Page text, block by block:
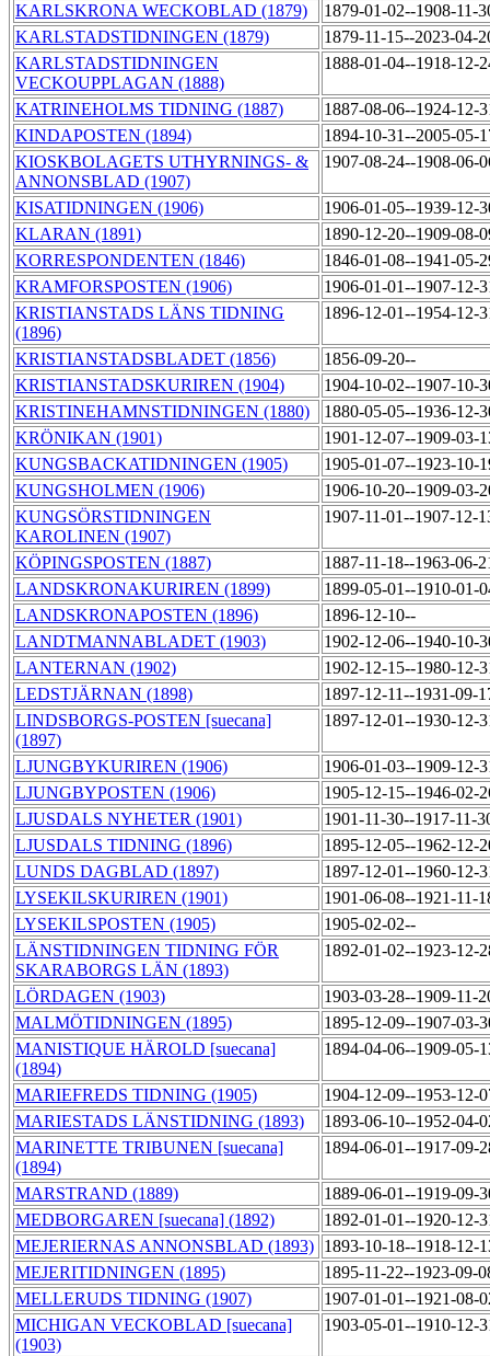
KARLSKRONA WECKOBLAD (1879)
1879-01-02--1908-11-
KARLSTADSTIDNINGEN (1879)
1879-11-15--2023-04-
KARLSTADSTIDNINGEN
VECKOUPPLAGAN (1888)
1888-01-04--1918-12-
KATRINEHOLMS TIDNING (1887)
1887-08-06--1924-12-
KINDAPOSTEN (1894)
1894-10-31--2005-05-
KIOSKBOLAGETS UTHYRNINGS- &
ANNONSBLAD (1907)
1907-08-24--1908-06-
KISATIDNINGEN (1906)
1906-01-05--1939-12-
KLARAN (1891)
1890-12-20--1909-08-
KORRESPONDENTEN (1846)
1846-01-08--1941-05-
KRAMFORSPOSTEN (1906)
1906-01-01--1907-12-
KRISTIANSTADS LÄNS TIDNING
(1896)
1896-12-01--1954-12-
KRISTIANSTADSBLADET (1856)
1856-09-20--
KRISTIANSTADSKURIREN (1904)
1904-10-02--1907-10-
KRISTINEHAMNSTIDNINGEN (1880)
1880-05-05--1936-12-
KRÖNIKAN (1901)
1901-12-07--1909-03-
KUNGSBACKATIDNINGEN (1905)
1905-01-07--1923-10-
KUNGSHOLMEN (1906)
1906-10-20--1909-03-
KUNGSÖRSTIDNINGEN
KAROLINEN (1907)
1907-11-01--1907-12-
KÖPINGSPOSTEN (1887)
1887-11-18--1963-06-
LANDSKRONAKURIREN (1899)
1899-05-01--1910-01-
LANDSKRONAPOSTEN (1896)
1896-12-10--
LANDTMANNABLADET (1903)
1902-12-06--1940-10-
LANTERNAN (1902)
1902-12-15--1980-12-
LEDSTJÄRNAN (1898)
1897-12-11--1931-09-
LINDSBORGS-POSTEN [suecana]
(1897)
1897-12-01--1930-12-
LJUNGBYKURIREN (1906)
1906-01-03--1909-12-
LJUNGBYPOSTEN (1906)
1905-12-15--1946-02-
LJUSDALS NYHETER (1901)
1901-11-30--1917-11-
LJUSDALS TIDNING (1896)
1895-12-05--1962-12-
LUNDS DAGBLAD (1897)
1897-12-01--1960-12-
LYSEKILSKURIREN (1901)
1901-06-08--1921-11-
LYSEKILSPOSTEN (1905)
1905-02-02--
LÄNSTIDNINGEN TIDNING FÖR
SKARABORGS LÄN (1893)
1892-01-02--1923-12-
LÖRDAGEN (1903)
1903-03-28--1909-11-
MALMÖTIDNINGEN (1895)
1895-12-09--1907-03-
MANISTIQUE HÄROLD [suecana]
(1894)
1894-04-06--1909-05-
MARIEFREDS TIDNING (1905)
1904-12-09--1953-12-
MARIESTADS LÄNSTIDNING (1893)
1893-06-10--1952-04-
MARINETTE TRIBUNEN [suecana]
(1894)
1894-06-01--1917-09-
MARSTRAND (1889)
1889-06-01--1919-09-
MEDBORGAREN [suecana] (1892)
1892-01-01--1920-12-
MEJERIERNAS ANNONSBLAD (1893) 1893-10-18--1918-12-
MEJERITIDNINGEN (1895)
1895-11-22--1923-09-
MELLERUDS TIDNING (1907)
1907-01-01--1921-08-
MICHIGAN VECKOBLAD [suecana]
(1903)
1903-05-01--1910-12-